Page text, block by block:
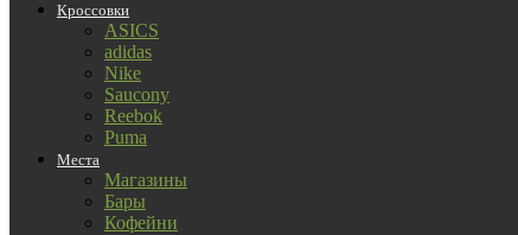
Кроссовки
ASICS
adidas
Nike
Saucony
Reebok
Puma
Места
Магазины
Бары
Кофейни